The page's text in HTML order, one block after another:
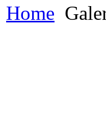
Home